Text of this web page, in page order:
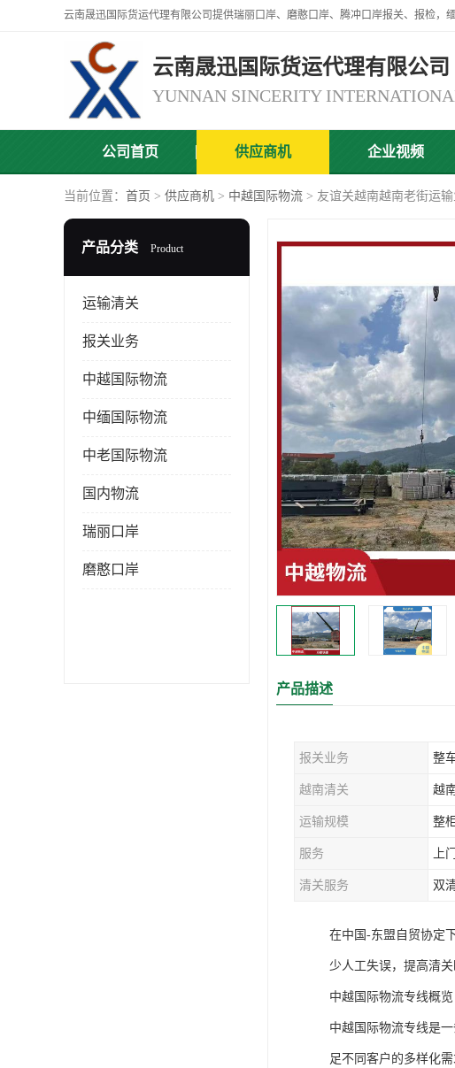
云南晟迅国际货运代理有限公司
公司首页 供应商机 企业视频
当前位置： 首页 > 供应商机 > 中越国际物流 > 友谊关越南越南老街运
产品分类 Product
运输清关
报关业务
中越国际物流
中缅国际物流
中老国际物流
国内物流
瑞丽口岸
磨憨口岸
产品描述
报关业务 整
越南清关 越
运输规模 整
服务 上
清关服务 双
在中国-东盟自贸协定
少人工失误，提高清关
中越国际物流专线概览
中越国际物流专线是
足不同客户的多样化